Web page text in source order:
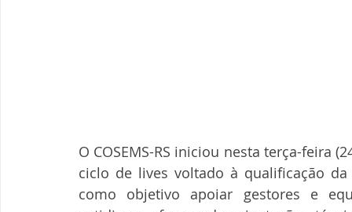
O COSEMS-RS iniciou nesta terça-feira
ciclo de lives voltado à qualificação
como objetivo apoiar gestores e